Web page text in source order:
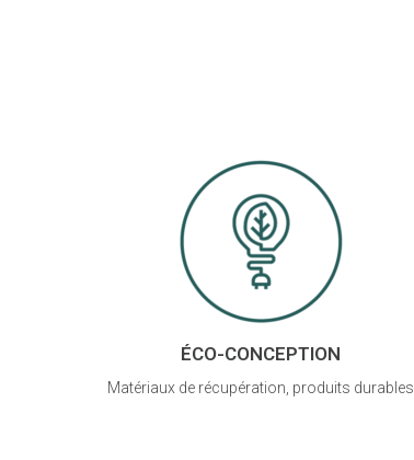
ÉCO-CONCEPTION
Matériaux de récupération, produits durables